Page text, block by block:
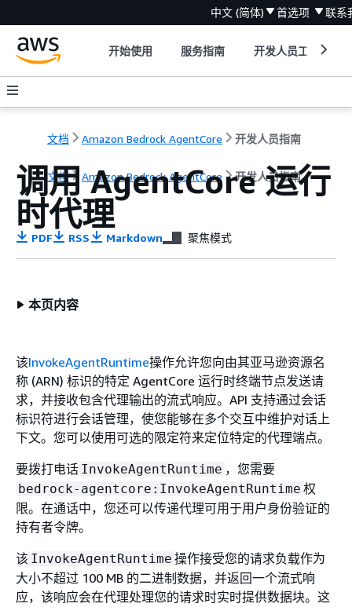
中文 (简体) 首选项 联系
开始使用 服务指南 开发人员工具
文档 Amazon Bedrock AgentCore 开发人员指南
文档 Amazon Bedrock AgentCore 开发人员指南
调用 AgentCore 运行
时代理
PDF RSS Markdown 聚焦模式
本页内容
该InvokeAgentRuntime操作允许您向由其亚马逊资源名
称 (ARN) 标识的特定 AgentCore 运行时终端节点发送请
求，并接收包含代理输出的流式响应。API 支持通过会话
标识符进行会话管理，使您能够在多个交互中维护对话上
下文。您可以使用可选的限定符来定位特定的代理端点。
要拨打电话 InvokeAgentRuntime ，您需要
bedrock-agentcore:InvokeAgentRuntime 权
限。在通话中，您还可以传递代理可用于用户身份验证的
持有者令牌。
该 InvokeAgentRuntime 操作接受您的请求负载作为
大小不超过 100 MB 的二进制数据，并返回一个流式响
应，该响应会在代理处理您的请求时实时提供数据块。这